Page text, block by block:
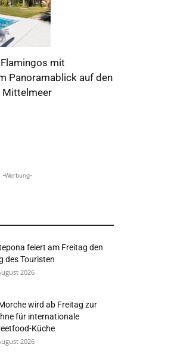
mit
Panoramablick auf den
Mittelmeer
-Werbung-
feiert am Freitag den
des Touristen
2026
wird ab Freitag zur
für internationale
Küche
2026